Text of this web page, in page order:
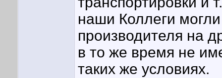
наши Коллеги
производителя на
в то же время не
таких же условиях.